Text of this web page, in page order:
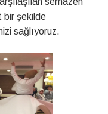
bir şekilde
sağlıyoruz.